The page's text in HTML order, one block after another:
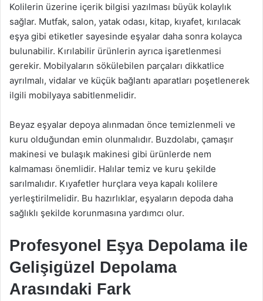
Kolilerin üzerine içerik bilgisi yazılması büyük kolaylık
sağlar. Mutfak, salon, yatak odası, kitap, kıyafet, kırılacak
eşya gibi etiketler sayesinde eşyalar daha sonra kolayca
bulunabilir. Kırılabilir ürünlerin ayrıca işaretlenmesi
gerekir. Mobilyaların sökülebilen parçaları dikkatlice
ayrılmalı, vidalar ve küçük bağlantı aparatları poşetlenerek
ilgili mobilyaya sabitlenmelidir.
Beyaz eşyalar depoya alınmadan önce temizlenmeli ve
kuru olduğundan emin olunmalıdır. Buzdolabı, çamaşır
makinesi ve bulaşık makinesi gibi ürünlerde nem
kalmaması önemlidir. Halılar temiz ve kuru şekilde
sarılmalıdır. Kıyafetler hurçlara veya kapalı kolilere
yerleştirilmelidir. Bu hazırlıklar, eşyaların depoda daha
sağlıklı şekilde korunmasına yardımcı olur.
Profesyonel Eşya Depolama ile
Gelişigüzel Depolama
Arasındaki Fark